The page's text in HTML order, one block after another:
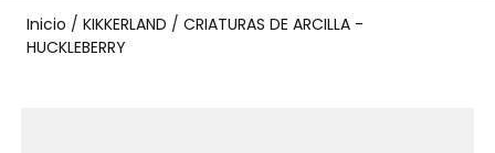
Inicio / KIKKERLAND / CRIATURAS DE ARCILLA -
HUCKLEBERRY